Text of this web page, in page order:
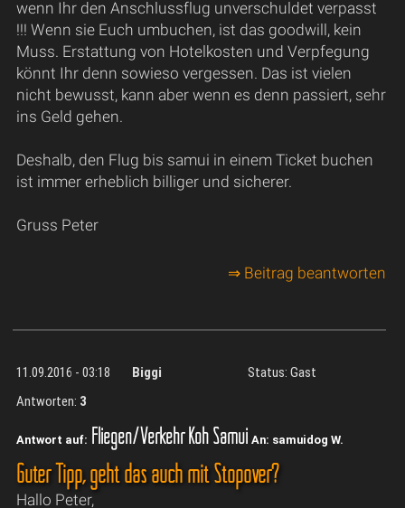
wenn Ihr den Anschlussflug unverschuldet verpasst
!!! Wenn sie Euch umbuchen, ist das goodwill, kein
Muss. Erstattung von Hotelkosten und Verpfegung
könnt Ihr denn sowieso vergessen. Das ist vielen
nicht bewusst, kann aber wenn es denn passiert, sehr
ins Geld gehen.
Deshalb, den Flug bis samui in einem Ticket buchen
ist immer erheblich billiger und sicherer.
Gruss Peter
⇒ Beitrag beantworten
11.09.2016 - 03:18 Biggi
Status: Gast
Antworten: 3
Antwort auf: Fliegen/Verkehr Koh Samui An: samuidog W.
Guter Tipp, geht das auch mit Stopover?
Hallo Peter,